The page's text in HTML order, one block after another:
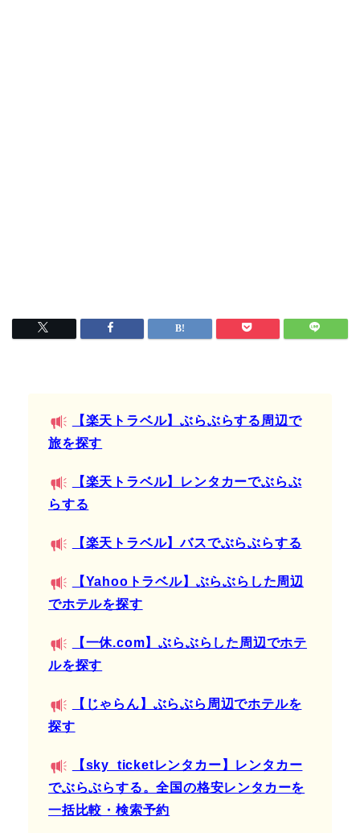
【楽天トラベル】ぶらぶらする周辺で
旅を探す
【楽天トラベル】レンタカーでぶらぶ
らする
【楽天トラベル】バスでぶらぶらする
【Yahooトラベル】ぶらぶらした周辺
でホテルを探す
【一休.com】ぶらぶらした周辺でホテ
ルを探す
【じゃらん】ぶらぶら周辺でホテルを
探す
【sky_ticketレンタカー】レンタカー
でぶらぶらする。全国の格安レンタカーを
一括比較・検索予約